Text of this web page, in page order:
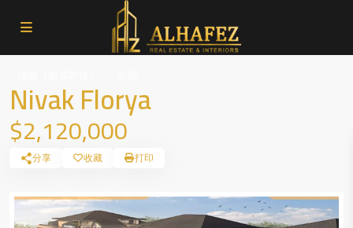
Nivak Florya
$2,120,000
分享 收藏 打印